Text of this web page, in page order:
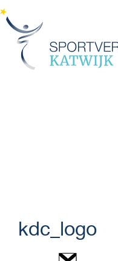
kdc_logo